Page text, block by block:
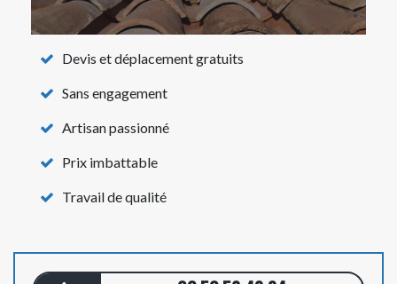
Devis et déplacement gratuits
Sans engagement
Artisan passionné
Prix imbattable
Travail de qualité